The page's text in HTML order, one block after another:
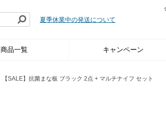
夏季休業中の発送について
商品一覧 キャンペーン
【SALE】抗菌まな板 ブラック 2点 + マルチナイフ セット